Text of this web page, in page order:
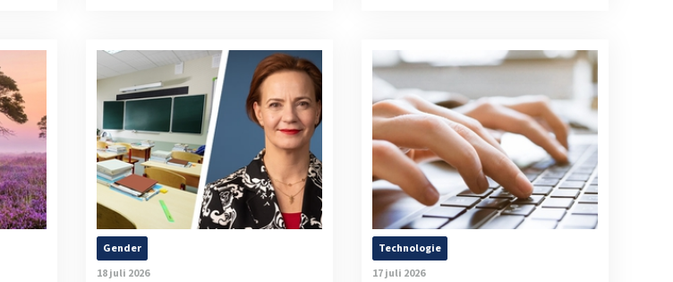
Gender
18 juli 2026
Technologie
17 juli 2026